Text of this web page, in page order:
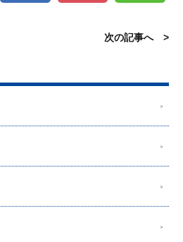
次の記事へ >